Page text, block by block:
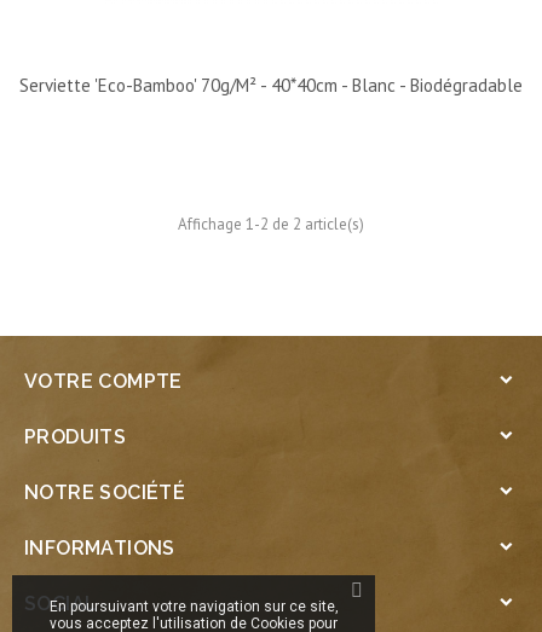
Serviette 'Eco-Bamboo' 70g/m² - 40*40cm - Blanc - Biodégradable
Affichage 1-2 de 2 article(s)
VOTRE COMPTE 
PRODUITS 
NOTRE SOCIÉTÉ 
INFORMATIONS 
SOCIAL 
En poursuivant votre navigation sur ce site,
vous acceptez l'utilisation de Cookies pour